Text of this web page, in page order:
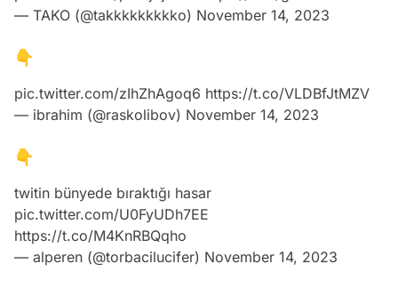
— TAKO (@takkkkkkkkko) November 14, 2023
👇
pic.twitter.com/zIhZhAgoq6 https://t.co/VLDBfJtMZV
— ibrahim (@raskolibov) November 14, 2023
👇
twitin bünyede bıraktığı hasar
pic.twitter.com/U0FyUDh7EE
https://t.co/M4KnRBQqho
— alperen (@torbacilucifer) November 14, 2023